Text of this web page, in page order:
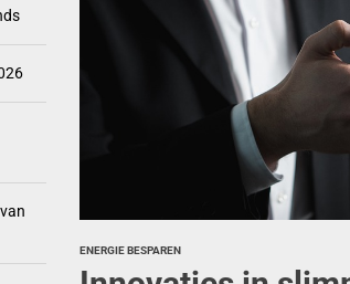
en lavendel: de zomercombinatie van 2026
meubels: hoe creëer je luchtigheid in je
tuinontwerpen: de toekomst van
met aardetinten: de perfecte balans
ENERGIE BESPAREN